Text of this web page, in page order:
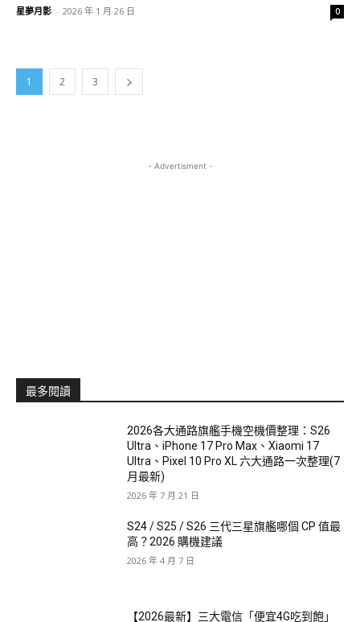
星夢月影 - 2026 年 1 月 26 日 0
1 2 3
- Advertisment -
最多閱讀
2026各大通路旗艦手機空機價整理：S26
Ultra、iPhone 17 Pro Max、Xiaomi 17
Ultra、Pixel 10 Pro XL 六大通路一次整理(7
月最新)
2026 年 7 月 21 日
S24 / S25 / S26 三代三星旗艦哪個 CP 值最
高？2026 購機建議
2026 年 4 月 7 日
【2026最新】三大電信「便宜4G吃到飽」